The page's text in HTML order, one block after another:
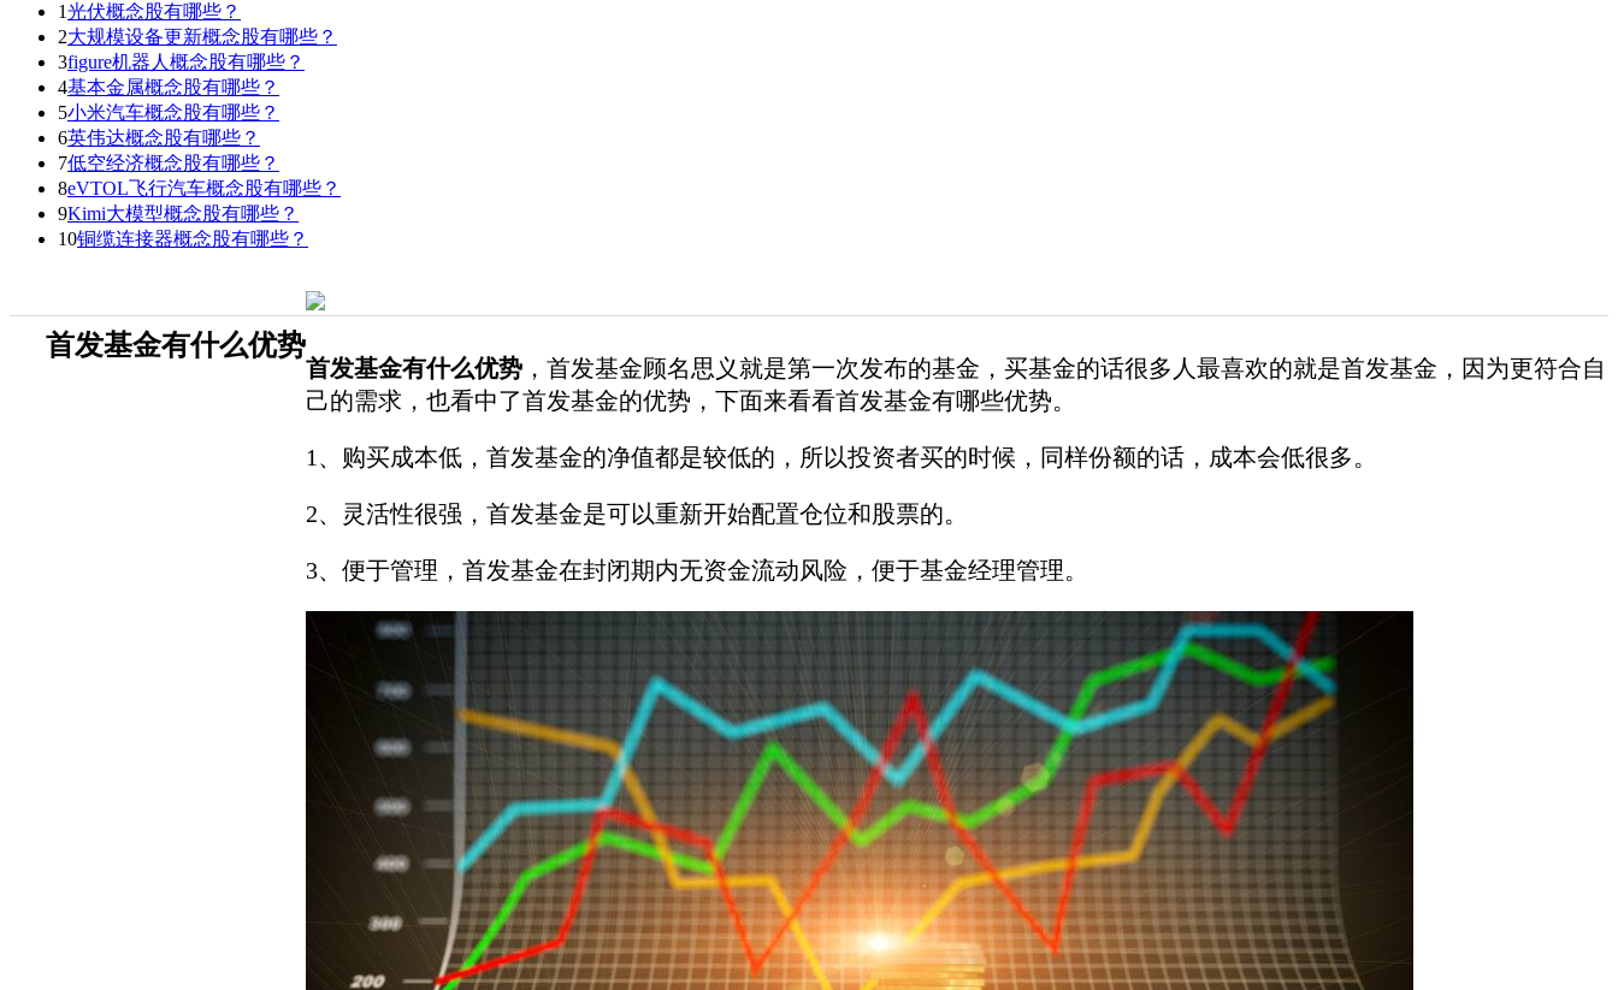
1光伏概念股有哪些？
2大规模设备更新概念股有哪些？
3figure机器人概念股有哪些？
4基本金属概念股有哪些？
5小米汽车概念股有哪些？
6英伟达概念股有哪些？
7低空经济概念股有哪些？
8eVTOL飞行汽车概念股有哪些？
9Kimi大模型概念股有哪些？
10铜缆连接器概念股有哪些？
首发基金有什么优势
首发基金有什么优势 ，首发基金顾名思义就是第一次发布的基金，买基金的话很多人最喜欢的就是首发基金，因为更符合自
己的需求，也看中了首发基金的优势，下面来看看首发基金有哪些优势。
1、购买成本低，首发基金的净值都是较低的，所以投资者买的时候，同样份额的话，成本会低很多。
2、灵活性很强，首发基金是可以重新开始配置仓位和股票的。
3、便于管理，首发基金在封闭期内无资金流动风险，便于基金经理管理。